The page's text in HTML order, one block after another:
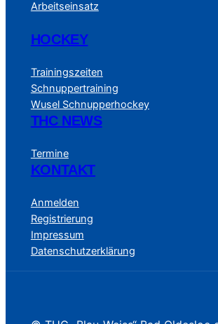
Arbeitseinsatz
HOCKEY
Trainingszeiten
Schnuppertraining
Wusel Schnupperhockey
THC NEWS
Termine
KONTAKT
Anmelden
Registrierung
Impressum
Datenschutzerklärung